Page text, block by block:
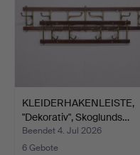
KLEIDERHAKENLEISTE,
"Dekorativ", Skoglunds…
Beendet 4. Jul 2026
6 Gebote